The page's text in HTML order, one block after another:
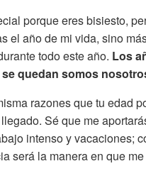
porque eres bisiesto,
el año de mi vida, sino
todo este año. Los
quedan somos
razones que tu edad
Sé que me
intenso y vacaciones;
será la manera en que